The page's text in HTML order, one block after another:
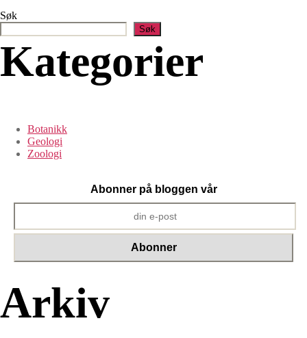
Søk
Søk
Kategorier
Botanikk
Geologi
Zoologi
Abonner på bloggen vår
Arkiv